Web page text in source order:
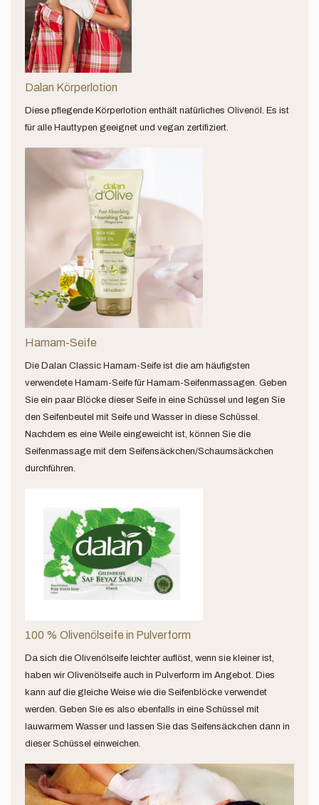
Dalan Körperlotion
Diese pflegende Körperlotion enthält natürliches Olivenöl. Es ist
für alle Hauttypen geeignet und vegan zertifiziert.
Hamam-Seife
Die Dalan Classic Hamam-Seife ist die am häufigsten
verwendete Hamam-Seife für Hamam-Seifenmassagen. Geben
Sie ein paar Blöcke dieser Seife in eine Schüssel und legen Sie
den Seifenbeutel mit Seife und Wasser in diese Schüssel.
Nachdem es eine Weile eingeweicht ist, können Sie die
Seifenmassage mit dem Seifensäckchen/Schaumsäckchen
durchführen.
100 % Olivenölseife in Pulverform
Da sich die Olivenölseife leichter auflöst, wenn sie kleiner ist,
haben wir Olivenölseife auch in Pulverform im Angebot. Dies
kann auf die gleiche Weise wie die Seifenblöcke verwendet
werden. Geben Sie es also ebenfalls in eine Schüssel mit
lauwarmem Wasser und lassen Sie das Seifensäckchen dann in
dieser Schüssel einweichen.